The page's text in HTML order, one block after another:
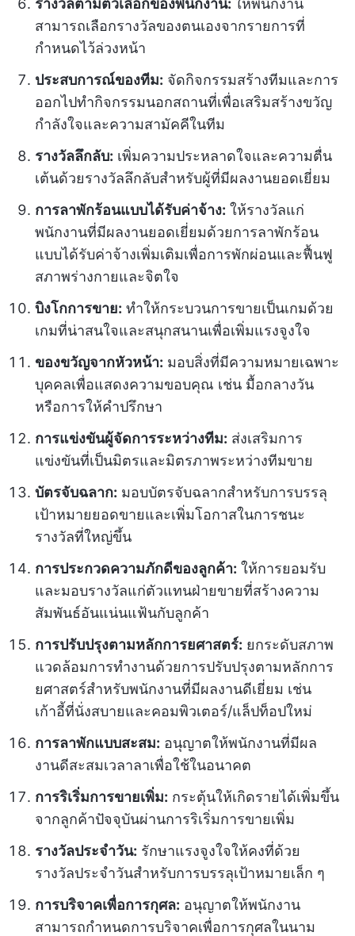
รางวัลตามตัวเลือกของพนักงาน: ให้พนักงาน
สามารถเลือกรางวัลของตนเองจากรายการที่
กำหนดไว้ล่วงหน้า
ประสบการณ์ของทีม: จัดกิจกรรมสร้างทีมและการ
ออกไปทำกิจกรรมนอกสถานที่เพื่อเสริมสร้างขวัญ
กำลังใจและความสามัคคีในทีม
รางวัลลึกลับ: เพิ่มความประหลาดใจและความตื่น
เต้นด้วยรางวัลลึกลับสำหรับผู้ที่มีผลงานยอดเยี่ยม
การลาพักร้อนแบบได้รับค่าจ้าง: ให้รางวัลแก่
พนักงานที่มีผลงานยอดเยี่ยมด้วยการลาพักร้อน
แบบได้รับค่าจ้างเพิ่มเติมเพื่อการพักผ่อนและฟื้นฟู
สภาพร่างกายและจิตใจ
บิงโกการขาย: ทำให้กระบวนการขายเป็นเกมด้วย
เกมที่น่าสนใจและสนุกสนานเพื่อเพิ่มแรงจูงใจ
ของขวัญจากหัวหน้า: มอบสิ่งที่มีความหมายเฉพาะ
บุคคลเพื่อแสดงความขอบคุณ เช่น มื้อกลางวัน
หรือการให้คำปรึกษา
การแข่งขันผู้จัดการระหว่างทีม: ส่งเสริมการ
แข่งขันที่เป็นมิตรและมิตรภาพระหว่างทีมขาย
บัตรจับฉลาก: มอบบัตรจับฉลากสำหรับการบรรลุ
เป้าหมายยอดขายและเพิ่มโอกาสในการชนะ
รางวัลที่ใหญ่ขึ้น
การประกวดความภักดีของลูกค้า: ให้การยอมรับ
และมอบรางวัลแก่ตัวแทนฝ่ายขายที่สร้างความ
สัมพันธ์อันแน่นแฟ้นกับลูกค้า
การปรับปรุงตามหลักการยศาสตร์: ยกระดับสภาพ
แวดล้อมการทำงานด้วยการปรับปรุงตามหลักการ
ยศาสตร์สำหรับพนักงานที่มีผลงานดีเยี่ยม เช่น
เก้าอี้ที่นั่งสบายและคอมพิวเตอร์/แล็ปท็อปใหม่
การลาพักแบบสะสม: อนุญาตให้พนักงานที่มีผล
งานดีสะสมเวลาลาเพื่อใช้ในอนาคต
การริเริ่มการขายเพิ่ม: กระตุ้นให้เกิดรายได้เพิ่มขึ้น
จากลูกค้าปัจจุบันผ่านการริเริ่มการขายเพิ่ม
รางวัลประจำวัน: รักษาแรงจูงใจให้คงที่ด้วย
รางวัลประจำวันสำหรับการบรรลุเป้าหมายเล็ก ๆ
การบริจาคเพื่อการกุศล: อนุญาตให้พนักงาน
สามารถกำหนดการบริจาคเพื่อการกุศลในนาม